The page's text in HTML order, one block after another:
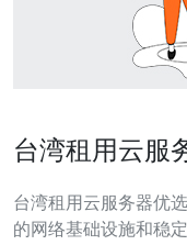
台湾租用云服
台湾租用云服务器优选方案 台湾地理位置优越
的网络基础设施和稳